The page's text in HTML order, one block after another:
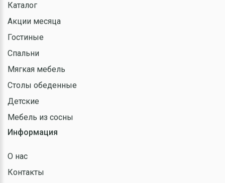
Каталог
Акции месяца
Гостиные
Спальни
Мягкая мебель
Столы обеденные
Детские
Мебель из сосны
Информация
О нас
Контакты